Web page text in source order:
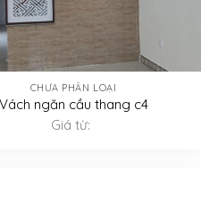
CHƯA PHÂN LOẠI
Vách ngăn cầu thang c4
Giá từ: